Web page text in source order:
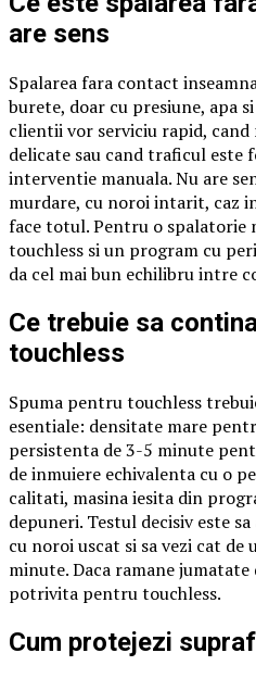
are sens
Spalarea fara contact
burete, doar cu presiune, apa
clientii vor serviciu rapid, cand
delicate sau cand traficul este
interventie manuala. Nu are
murdare, cu noroi intarit, caz
face totul. Pentru o spalatorie
touchless si un program cu
da cel mai bun echilibru intre
Ce trebuie sa
touchless
Spuma pentru touchless
esentiale: densitate mare
persistenta de 3-5 minute
de inmuiere echivalenta cu o
calitati, masina iesita din
depuneri. Testul decisiv este
cu noroi uscat si sa vezi cat de
minute. Daca ramane
potrivita pentru touchless.
Cum protejezi